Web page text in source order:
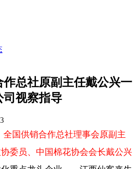
作总社原副主任戴公兴一
司视察指导
全国供销合作总社理事会原副主
委员、中国棉花协会会长戴公兴